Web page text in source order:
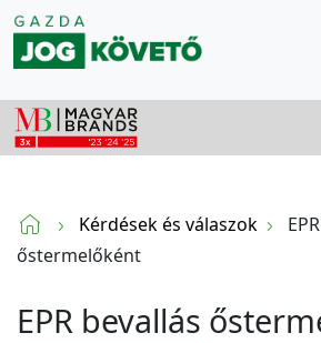
Kérdések és válaszok
őstermelőként
EPR bevallás